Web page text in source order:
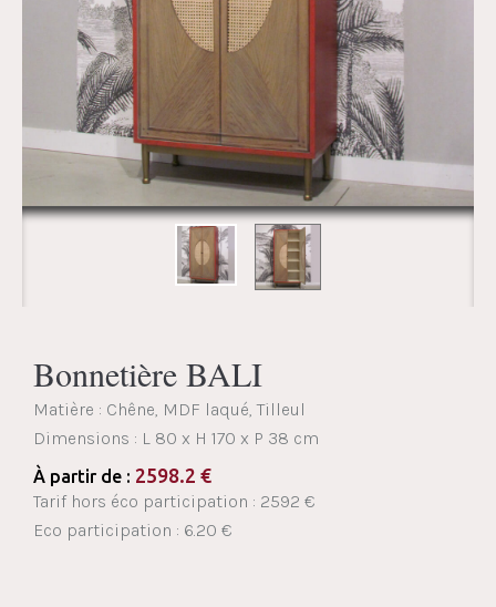
Bonnetière BALI
Matière : Chêne, MDF laqué, Tilleul
Dimensions : L 80 x H 170 x P 38 cm
À partir de : 2598.2 €
Tarif hors éco participation : 2592 €
Eco participation : 6.20 €